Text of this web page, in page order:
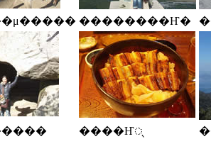
��������Ҥ�
����Ҥᤷ